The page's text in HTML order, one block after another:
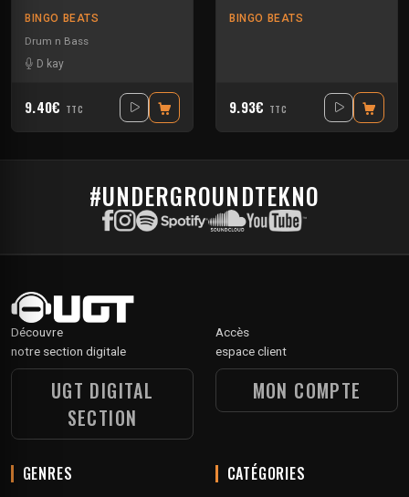
BINGO BEATS
Drum n Bass
D kay
9.40€ TTC
BINGO BEATS
9.93€ TTC
#UNDERGROUNDTEKNO
Découvre
notre section digitale
UGT DIGITAL
SECTION
Accès
espace client
MON COMPTE
GENRES CATÉGORIES